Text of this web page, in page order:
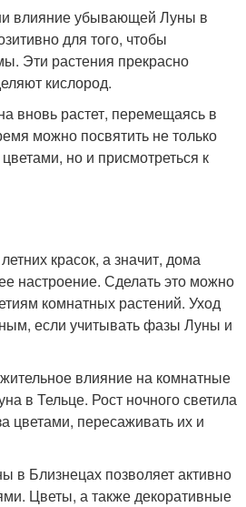
влияние убывающей Луны в
для того, чтобы
Эти растения прекрасно
кислород.
вновь растет, перемещаясь в
можно посвятить не только
но и присмотреться к
красок, а значит, дома
настроение. Сделать это можно
комнатных растений. Уход
если учитывать фазы Луны и
влияние на комнатные
в Тельце. Рост ночного светила
цветами, пересаживать их и
в Близнецах позволяет активно
Цветы, а также декоративные